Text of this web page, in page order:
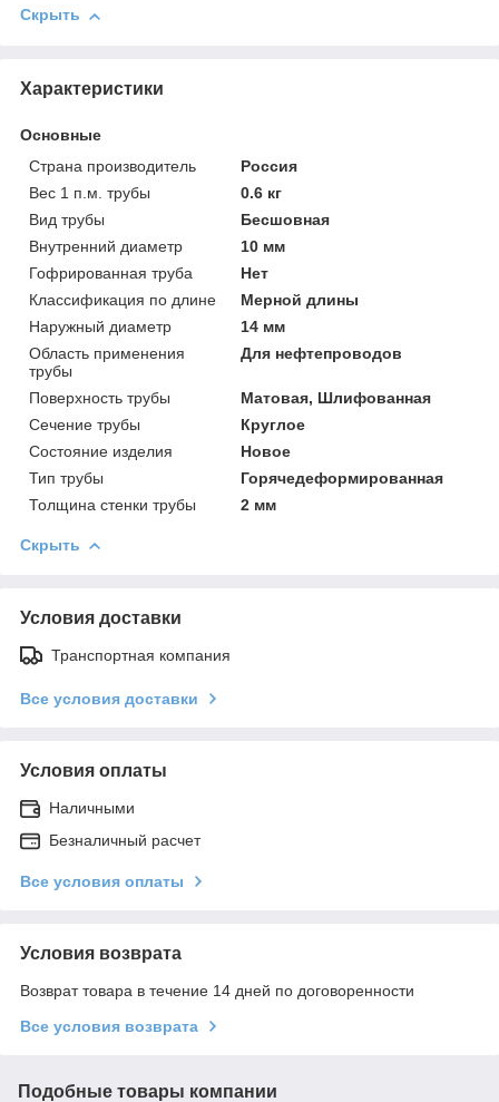
Скрыть
Характеристики
Основные
Страна производитель
Россия
Вес 1 п.м. трубы
0.6 кг
Вид трубы
Бесшовная
Внутренний диаметр
10 мм
Гофрированная труба
Нет
Классификация по длине
Мерной длины
Наружный диаметр
14 мм
Область применения
трубы
Для нефтепроводов
Поверхность трубы
Матовая, Шлифованная
Сечение трубы
Круглое
Состояние изделия
Новое
Тип трубы
Горячедеформированная
Толщина стенки трубы
2 мм
Скрыть
Условия доставки
Транспортная компания
Все условия доставки
Условия оплаты
Наличными
Безналичный расчет
Все условия оплаты
Условия возврата
Возврат товара в течение 14 дней по договоренности
Все условия возврата
Подобные товары компании